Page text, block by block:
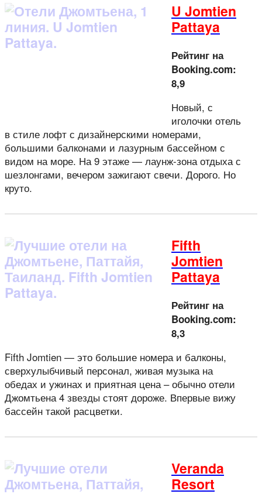
U Jomtien
Pattaya
Рейтинг на
Booking.com:
8,9
Новый, с
иголочки отель
в стиле лофт с дизайнерскими номерами,
большими балконами и лазурным бассейном с
видом на море. На 9 этаже — лаунж-зона отдыха с
шезлонгами, вечером зажигают свечи. Дорого. Но
круто.
Fifth
Jomtien
Pattaya
Рейтинг на
Booking.com:
8,3
Fifth Jomtien — это большие номера и балконы,
сверхулыбчивый персонал, живая музыка на
обедах и ужинах и приятная цена – обычно отели
Джомтьена 4 звезды стоят дороже. Впервые вижу
бассейн такой расцветки.
Veranda
Resort